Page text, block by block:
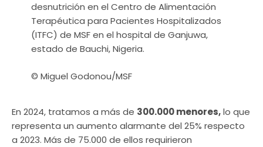
desnutrición en el Centro de Alimentación
Terapéutica para Pacientes Hospitalizados
(ITFC) de MSF en el hospital de Ganjuwa,
estado de Bauchi, Nigeria.
© Miguel Godonou/MSF
En 2024, tratamos a más de 300.000 menores,lo que
representa un aumento alarmante del 25% respecto
a 2023. Más de 75.000 de ellos requirieron